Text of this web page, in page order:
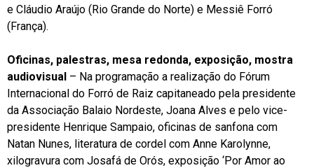
e Cláudio Araújo (Rio Grande do Norte) e Messiê Forró
(França).
Oficinas, palestras, mesa redonda, exposição, mostra
audiovisual – Na programação a realização do Fórum
Internacional do Forró de Raiz capitaneado pela presidente
da Associação Balaio Nordeste, Joana Alves e pelo vice-
presidente Henrique Sampaio, oficinas de sanfona com
Natan Nunes, literatura de cordel com Anne Karolynne,
xilogravura com Josafá de Orós, exposição ‘Por Amor ao